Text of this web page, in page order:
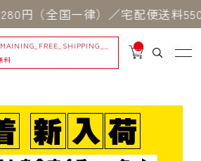
国一律）／宅配便送料550円
料
__
IT
_